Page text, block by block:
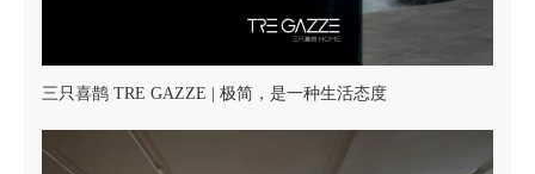
三只喜鹊 TRE GAZZE | 极简，是一种生活态度